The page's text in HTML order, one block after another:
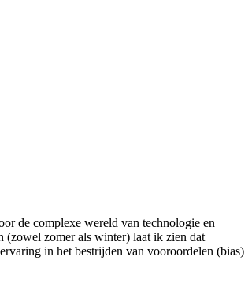
de complexe wereld van technologie en
(zowel zomer als winter) laat ik zien dat
in het bestrijden van vooroordelen (bias)